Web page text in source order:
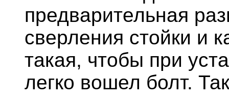
предварительная
сверления стойки и
такая, чтобы при
легко вошел болт.